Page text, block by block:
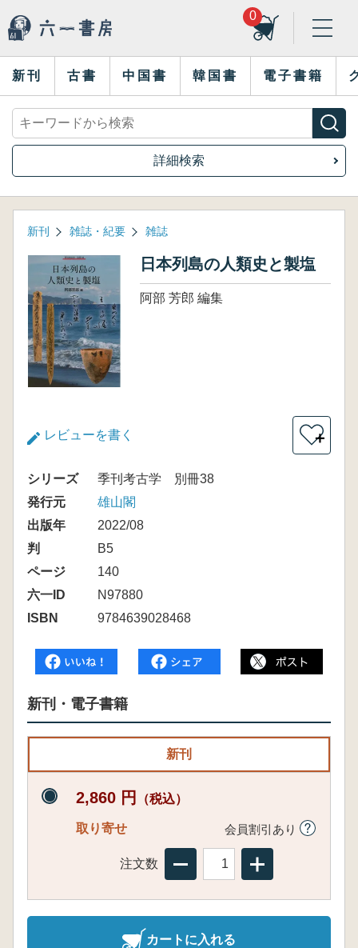
0
新刊 古書 中国書 韓国書 電子書籍
詳細検索
新刊 雑誌・紀要 雑誌
日本列島の人類史と製塩
阿部 芳郎 編集
レビューを書く ＋
シリーズ
季刊考古学 別冊38
発行元
雄山閣
出版年
2022/08
判
B5
ページ
140
六一ID
N97880
ISBN
9784639028468
新刊・電子書籍
新刊
2,860 円 （税込）
取り寄せ 会員割引あり
注文数
カートに入れる